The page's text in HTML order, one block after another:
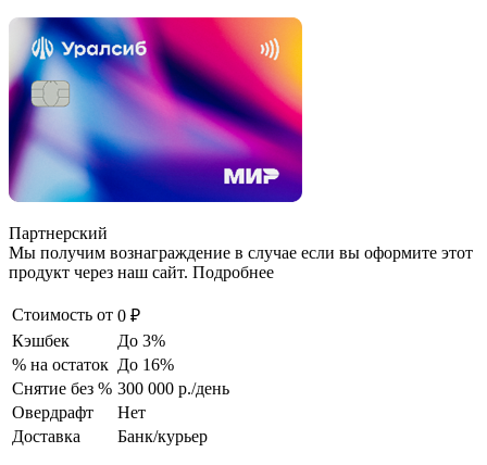
Партнерский
Мы получим вознаграждение в случае если вы оформите этот
продукт через наш сайт. Подробнее
Стоимость от 0 ₽
Кэшбек
До 3%
% на остаток До 16%
Снятие без % 300 000 р./день
Овердрафт
Нет
Доставка
Банк/курьер